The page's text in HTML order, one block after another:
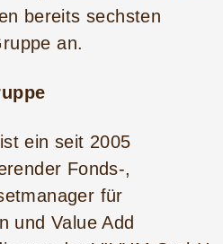
bereits sechsten
an.
ein seit 2005
Fonds-,
für
und Value Add